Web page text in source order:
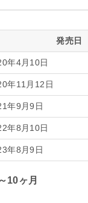
発売日
年4月10日
年11月12日
年9月9日
年8月10日
年8月9日
10ヶ月